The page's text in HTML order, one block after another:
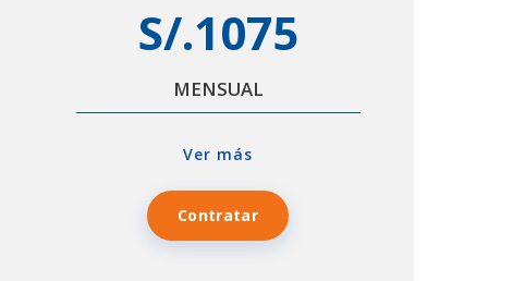
S/.1075
MENSUAL
Ver más
Contratar